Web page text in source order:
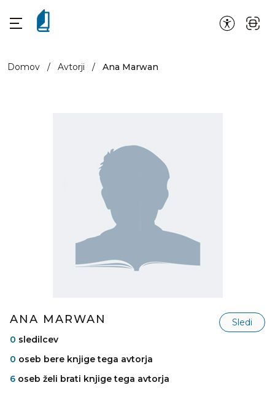
Domov / Avtorji / Ana Marwan
ANA MARWAN
Sledi
0 sledilcev
0 oseb bere knjige tega avtorja
6 oseb želi brati knjige tega avtorja